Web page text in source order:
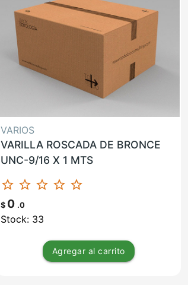
VARIOS
VARILLA ROSCADA DE BRONCE
UNC-9/16 X 1 MTS
star_border star_border star_border star_border star_border
$ 0 .0
Stock: 33
Agregar al carrito